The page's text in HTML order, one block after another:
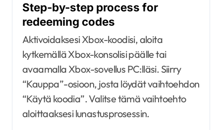
Step-by-step process for
redeeming codes
Aktivoidaksesi Xbox-koodisi, aloita
kytkemällä Xbox-konsolisi päälle tai
avaamalla Xbox-sovellus PC:lläsi. Siirry
“Kauppa”-osioon, josta löydät vaihtoehdon
“Käytä koodia”. Valitse tämä vaihtoehto
aloittaaksesi lunastusprosessin.